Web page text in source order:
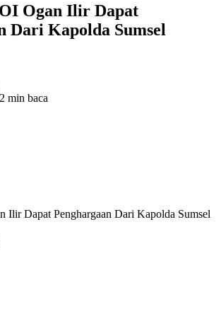
Ogan Ilir Dapat
Dari Kapolda Sumsel
2 min baca
Ilir Dapat Penghargaan Dari Kapolda Sumsel